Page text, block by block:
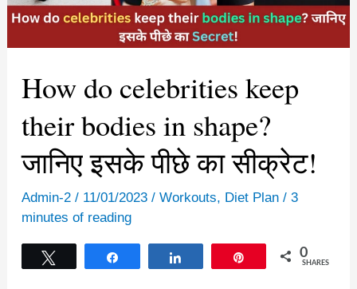
How do celebrities keep
their bodies in shape?
जानिए इसके पीछे का सीक्रेट!
Admin-2 / 11/01/2023 / Workouts, Diet Plan/ 3
minutes of reading
0
SHARES